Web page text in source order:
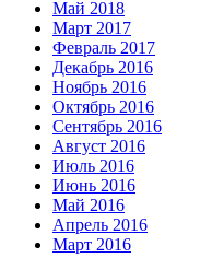
Май 2018
Март 2017
Февраль 2017
Декабрь 2016
Ноябрь 2016
Октябрь 2016
Сентябрь 2016
Август 2016
Июль 2016
Июнь 2016
Май 2016
Апрель 2016
Март 2016